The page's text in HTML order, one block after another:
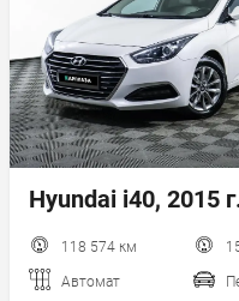
Hyundai i40, 2015
118 574 км
Автомат